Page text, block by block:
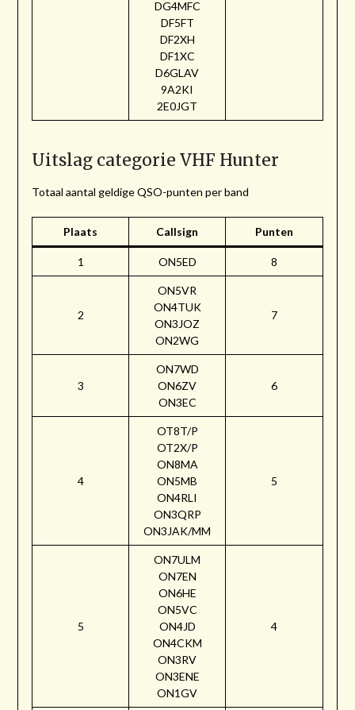
DG4MFC
DF5FT
DF2XH
DF1XC
D6GLAV
9A2KI
2E0JGT
Uitslag categorie VHF Hunter
Totaal aantal geldige QSO-punten per band
Plaats Callsign Punten
1 ON5ED 8
2
ON5VR
ON4TUK
ON3JOZ
ON2WG
7
3
ON7WD
ON6ZV
ON3EC
6
4
OT8T/P
OT2X/P
ON8MA
ON5MB
ON4RLI
ON3QRP
ON3JAK/MM
5
5
ON7ULM
ON7EN
ON6HE
ON5VC
ON4JD
ON4CKM
ON3RV
ON3ENE
ON1GV
4